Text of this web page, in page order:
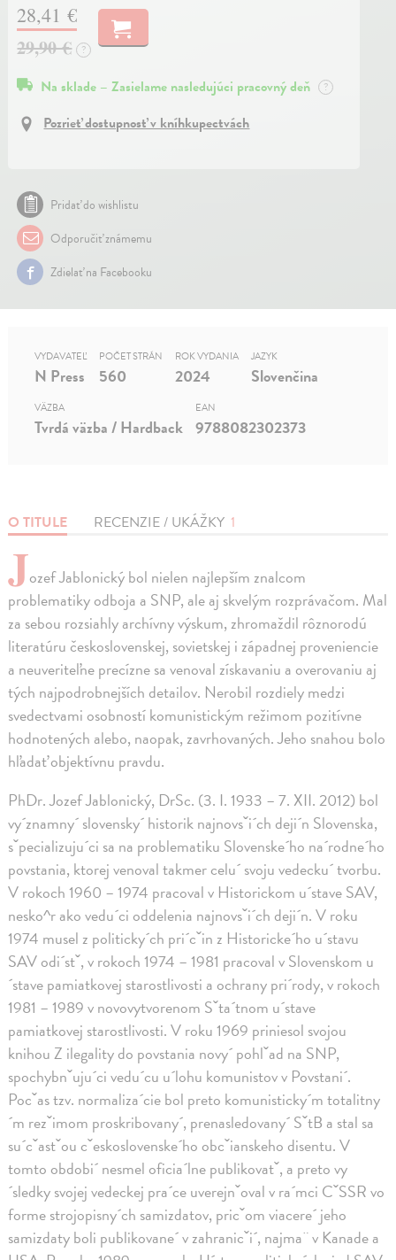
28,41 €
29,90 €
?
Na sklade – Zasielame nasledujúci pracovný deň ?
Pozrieť dostupnosť v kníhkupectvách
Pridať do wishlistu
Odporučiť známemu
Zdielať na Facebooku
O TITULE RECENZIE / UKÁŽKY 1
Jozef Jablonický bol nielen najlepším znalcom
problematiky odboja a SNP, ale aj skvelým rozprávačom. Mal
za sebou rozsiahly archívny výskum, zhromaždil rôznorodú
literatúru československej, sovietskej i západnej proveniencie
a neuveriteľne precízne sa venoval získavaniu a overovaniu aj
tých najpodrobnejších detailov. Nerobil rozdiely medzi
svedectvami osobností komunistickým režimom pozitívne
hodnotených alebo, naopak, zavrhovaných. Jeho snahou bolo
hľadať objektívnu pravdu.
PhDr. Jozef Jablonický, DrSc. (3. I. 1933 – 7. XII. 2012) bol
vy´znamny´ slovensky´ historik najnovsˇi´ch deji´n Slovenska,
sˇpecializuju´ci sa na problematiku Slovenske´ho na´rodne´ho
povstania, ktorej venoval takmer celu´ svoju vedecku´ tvorbu.
V rokoch 1960 – 1974 pracoval v Historickom u´stave SAV,
nesko^r ako vedu´ci oddelenia najnovsˇi´ch deji´n. V roku
1974 musel z politicky´ch pri´cˇin z Historicke´ho u´stavu
SAV odi´stˇ, v rokoch 1974 – 1981 pracoval v Slovenskom u
´stave pamiatkovej starostlivosti a ochrany pri´rody, v rokoch
1981 – 1989 v novovytvorenom Sˇta´tnom u´stave
pamiatkovej starostlivosti. V roku 1969 priniesol svojou
knihou Z ilegality do povstania novy´ pohlˇad na SNP,
spochybnˇuju´ci vedu´cu u´lohu komunistov v Povstani´.
Pocˇas tzv. normaliza´cie bol preto komunisticky´m totalitny
´m rezˇimom proskribovany´, prenasledovany´ SˇtB a stal sa
su´cˇastˇou cˇeskoslovenske´ho obcˇianskeho disentu. V
tomto obdobi´ nesmel oficia´lne publikovatˇ, a preto vy
´sledky svojej vedeckej pra´ce uverejnˇoval v ra´mci CˇSSR vo
forme strojopisny´ch samizdatov, pricˇom viacere´ jeho
samizdaty boli publikovane´ v zahranicˇi´, najma¨ v Kanade a
VYDAVATEĽ
N Press
POČET STRÁN
560
ROK VYDANIA
2024
JAZYK
Slovenčina
VÄZBA
Tvrdá väzba / Hardback
EAN
9788082302373